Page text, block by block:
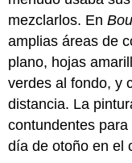
mezclarlos. En
amplias áreas de
plano, hojas
verdes al fondo, y
distancia. La
contundentes
día de otoño en el